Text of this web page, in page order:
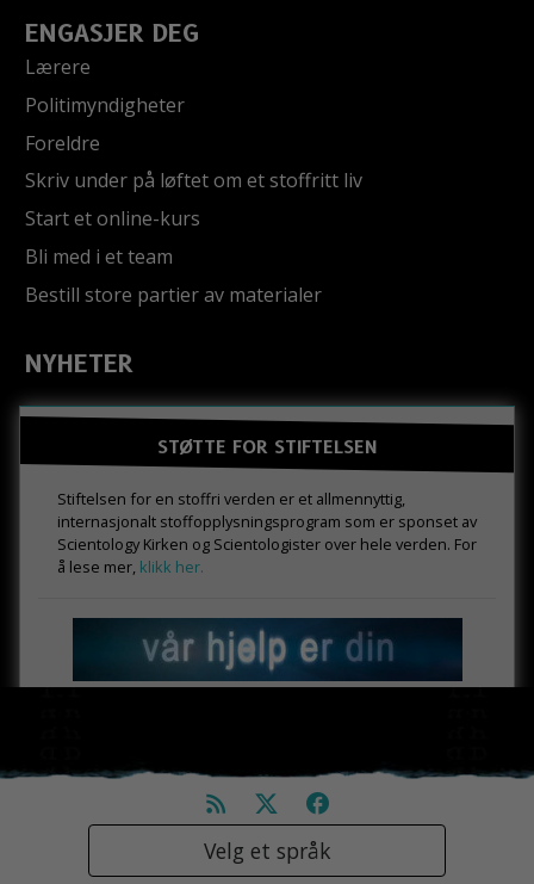
ENGASJER DEG
Lærere
Politimyndigheter
Foreldre
Skriv under på løftet om et stoffritt liv
Start et online-kurs
Bli med i et team
Bestill store partier av materialer
NYHETER
STØTTE FOR STIFTELSEN
Stiftelsen for en stoffri verden er et allmennyttig,
internasjonalt stoffopplysningsprogram som er sponset av
Scientology Kirken og Scientologister over hele verden. For
å lese mer, klikk her.
Velg et språk